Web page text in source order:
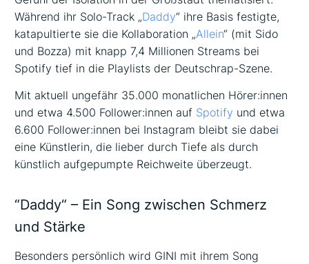
Während ihr Solo-Track „Daddy“ ihre Basis festigte,
katapultierte sie die Kollaboration „Allein“ (mit Sido
und Bozza) mit knapp 7,4 Millionen Streams bei
Spotify tief in die Playlists der Deutschrap-Szene.
Mit aktuell ungefähr 35.000 monatlichen Hörer:innen
und etwa 4.500 Follower:innen auf Spotify und etwa
6.600 Follower:innen bei Instagram bleibt sie dabei
eine Künstlerin, die lieber durch Tiefe als durch
künstlich aufgepumpte Reichweite überzeugt.
“Daddy“ – Ein Song zwischen Schmerz
und Stärke
Besonders persönlich wird GINI mit ihrem Song